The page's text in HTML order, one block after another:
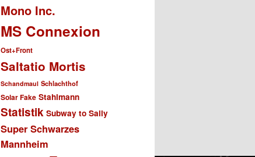
Mono Inc.
MS Connexion
Ost+Front
Saltatio Mortis
Schandmaul Schlachthof
Solar Fake Stahlmann
Statistik Subway to Sally
Super Schwarzes
Mannheim